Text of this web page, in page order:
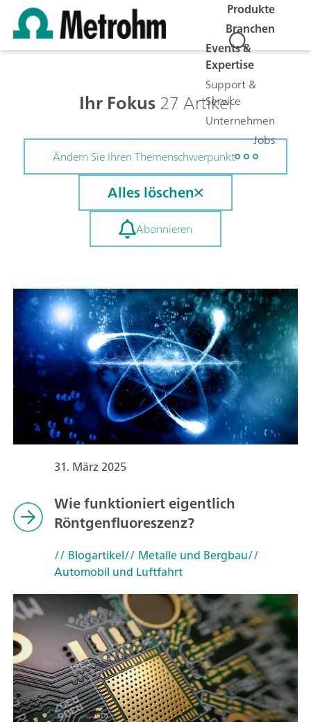
Produkte
Branchen
Events &
Expertise
Support &
Service
Unternehmen
Jobs
Ihr Fokus27 Artikel
Ändern Sie Ihren Themenschwerpunkt
Alles löschen
Abonnieren
31. März 2025
Wie funktioniert eigentlich
Röntgenfluoreszenz?
// Blogartikel// Metalle und Bergbau//
Automobil und Luftfahrt